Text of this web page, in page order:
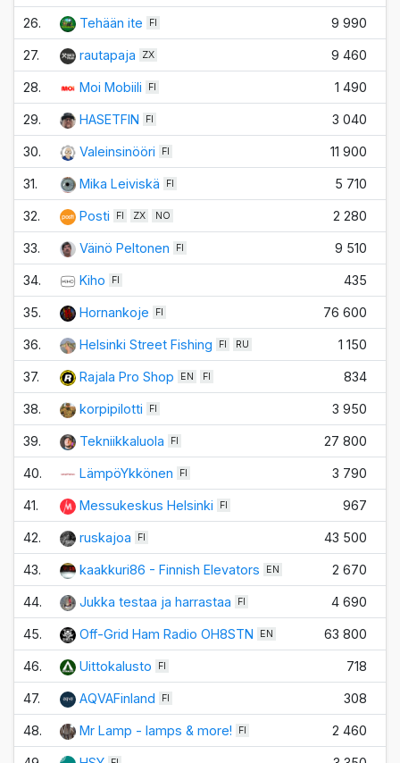
26. Tehään ite FI 9 990
27. rautapaja ZX 9 460
28. Moi Mobiili FI 1 490
29. HASETFIN FI 3 040
30. Valeinsinööri FI 11 900
31. Mika Leiviskä FI 5 710
32. Posti FI ZX NO 2 280
33. Väinö Peltonen FI 9 510
34. Kiho FI 435
35. Hornankoje FI 76 600
36. Helsinki Street Fishing FI RU 1 150
37. Rajala Pro Shop EN FI 834
38. korpipilotti FI 3 950
39. Tekniikkaluola FI 27 800
40. LämpöYkkönen FI 3 790
41. Messukeskus Helsinki FI 967
42. ruskajoa FI 43 500
43. kaakkuri86 - Finnish Elevators EN 2 670
44. Jukka testaa ja harrastaa FI 4 690
45. Off-Grid Ham Radio OH8STN EN 63 800
46. Uittokalusto FI 718
47. AQVAFinland FI 308
48. Mr Lamp - lamps & more! FI 2 460